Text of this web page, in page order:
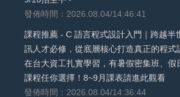
發佈時間：2026.08.04/14:46:41
課程推薦 - C 語言程式設計入門｜跨越半
訊人才必修，從底層核心打造真正的程式
在台大資工扎實學習，有暑假密集班、假
課程任你選擇！8~9月課表請進此觀看
發佈時間：2026.08.04/14:36:44